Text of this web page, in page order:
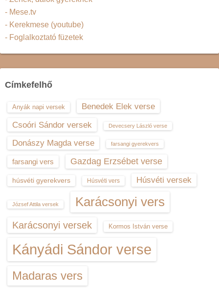
- Mese.tv
- Kerekmese (youtube)
- Foglalkoztató füzetek
Címkefelhő
Anyák napi versek
Benedek Elek verse
Csoóri Sándor versek
Devecsery László verse
Donászy Magda verse farsangi gyerekvers
farsangi vers Gazdag Erzsébet verse
húsvéti gyerekvers Húsvéti vers Húsvéti versek
József Attila versek Karácsonyi vers
Karácsonyi versek Kormos István verse
Kányádi Sándor verse
Madaras vers